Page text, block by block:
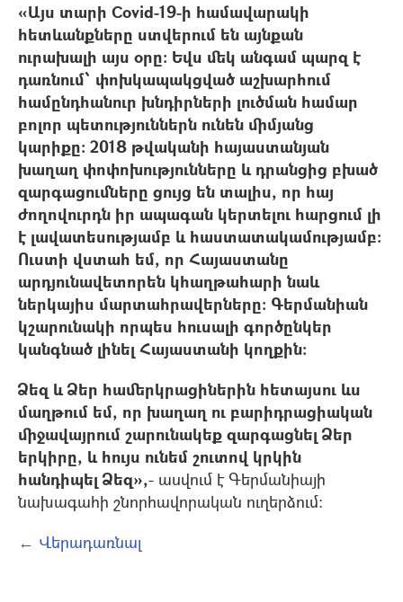
«Այս տարի Covid-19-ի համավարակի
հետևանքները ստվերում են այնքան
ուրախալի այս օրը: Եվս մեկ անգամ պարզ է
դառնում՝ փոխկապակցված աշխարհում
համընդհանուր խնդիրների լուծման համար
բոլոր պետություններն ունեն միմյանց
կարիքը: 2018 թվականի հայաստանյան
խաղաղ փոփոխությունները և դրանցից բխած
զարգացումները ցույց են տալիս, որ հայ
ժողովուրդն իր ապագան կերտելու հարցում լի
է լավատեսությամբ և հաստատակամությամբ:
Ուստի վստահ եմ, որ Հայաստանը
արդյունավետորեն կհաղթահարի նաև
ներկայիս մարտահրավերները: Գերմանիան
կշարունակի որպես հուսալի գործընկեր
կանգնած լինել Հայաստանի կողքին:
Ձեզ և Ձեր համերկրացիներին հետայսու ևս
մաղթում եմ, որ խաղաղ ու բարիդրացիական
միջավայրում շարունակեք զարգացնել Ձեր
երկիրը, և հույս ունեմ շուտով կրկին
հանդիպել Ձեզ»,- ասվում է Գերմանիայի
նախագահի շնորհավորական ուղերձում:
← Վերադառնալ